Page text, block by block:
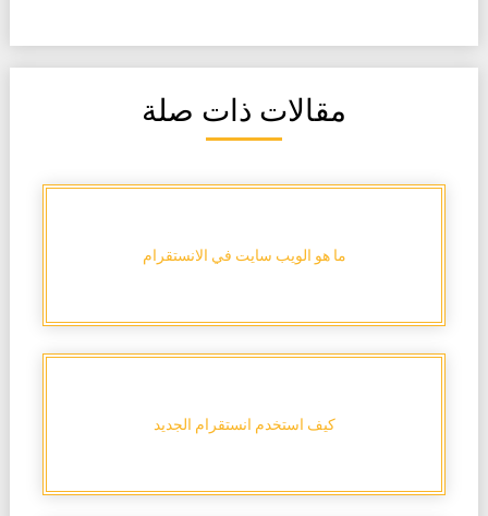
مقالات ذات صلة
ما هو الويب سايت في الانستقرام
كيف استخدم انستقرام الجديد